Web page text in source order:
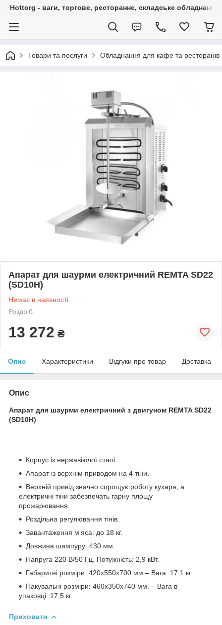
Hottorg - ваги, торгове, ресторанне, складське обладнання
Товари та послуги Обладнання для кафе та ресторанів
Апарат для шаурми електричний REMTA SD22
(SD10H)
Немає в наявності
Роздріб
13 272 ₴
Опис Характеристики Відгуки про товар Доставка
Опис
Апарат для шаурми електричний з двигуном REMTA SD22
(SD10H)
Корпус із нержавіючої сталі.
Апарат із верхнім приводом на 4 тіни.
Верхній привід значно спрощує роботу кухаря, а
електричні тіни забезпечать гарну площу
прожарювання.
Роздільна регулювання тінів.
Завантаження м'яса: до 18 кг.
Довжина шампуру: 430 мм.
Напруга 220 В/50 Гц. Потужність: 2,9 кВт.
Габаритні розміри: 420х550х700 мм – Вага: 17,1 кг.
Пакувальні розміри: 460х350х740 мм. – Вага в
упаковці: 17,5 кг.
Приховати